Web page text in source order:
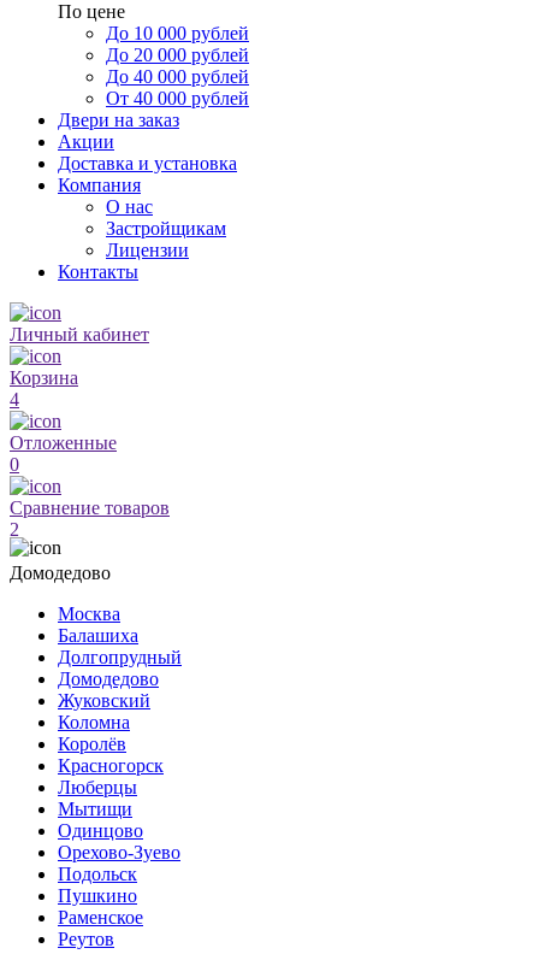
По цене
До 10 000 рублей
До 20 000 рублей
До 40 000 рублей
От 40 000 рублей
Двери на заказ
Акции
Доставка и установка
Компания
О нас
Застройщикам
Лицензии
Контакты
Личный кабинет
Корзина
4
Отложенные
0
Сравнение товаров
2
Домодедово
Москва
Балашиха
Долгопрудный
Домодедово
Жуковский
Коломна
Королёв
Красногорск
Люберцы
Мытищи
Одинцово
Орехово-Зуево
Подольск
Пушкино
Раменское
Реутов